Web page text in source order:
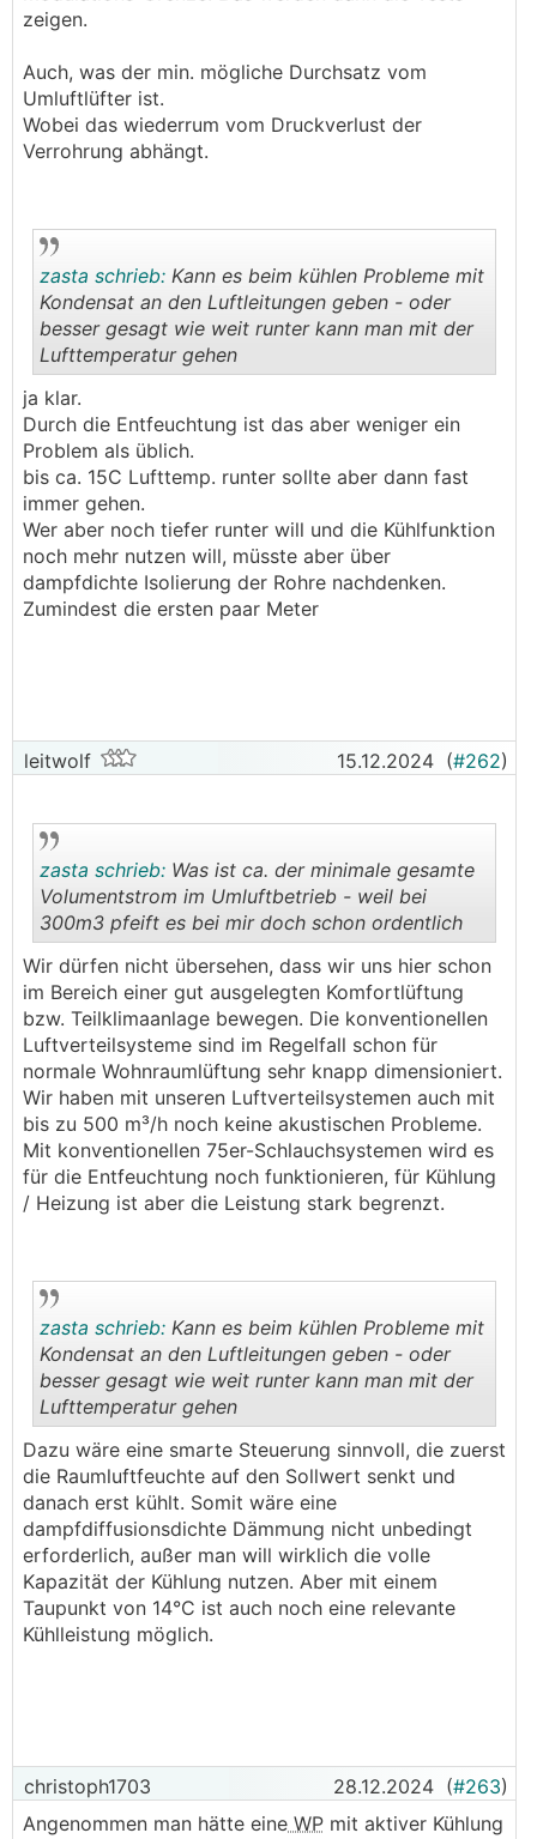
https://www.energiesparhaus.at/forum-entfeuchtung
https://www.energiesparhaus.at/forum-kwl-entfeucht
ungsanlage/64340_1#611929
https://www.energiesparhaus.at/forum-entfeuchtung
-mittels-kwl-im-sommer/64298_6#751121
Alles schön und gut, aber meist nur schwer
umsetzbar.
Dann gab es auch noch eine recht simple Lösung
ähnlich der allerersten Idee, im ersten Link,
umgesetzt von @helyx:
https://www.energiesparhaus.at/forum-hydraulik-fbh
-bka-deckenheizung-kuehlung-und-entfeuchtung/47
897_4#563253
Und weiters hat auch noch @Leitwolf ein paar sehr
A. KWL-Geräte mit aktiver Heizung/Kühlung:
zur Verwendung als Luftheizung für Passivhäuser
konzipiert sind:
z.B. Pichler PKOM4, Nilan Compact P oder Combi
Polar.
Die können als Umkehrfunktion auch Kühlen, und
damit die Luft auch entfeuchten.
Nachteil ist, die entfeuchtete Zuluft kommt dann
auch wirklich kalt aus dem Gerät raus.
Also muss entweder die gesamte Zuluft-Verrohrung
auch komplett Dampfdiffusionsdicht (z.B. mit
Armaflex) gedämmt werden oder alternativ ein
Nachheizregister verbaut werden, um die
Temperatur über Taupunkt zu heben, sonst
schwitzen diese Rohre außen.
B. KWL-Geräte inkl. spezieller Umluft +
Entfeuchtungs-Funktion:
In Italien gibt es ein paar Hersteller, die sowas bauen.
Da ich mich nun schon länger und intensiv damit
beschäftige, und es einfach nichts brauchbares dazu
am Markt in Ö und D gibt, hab ich Gespräche mit
Firma RDZ gestartet, und darf nun deren Geräte hier
vertreiben.
Damit nicht alles doppelt erklärt werden muss, ist
hier die Funktionsweise der Geräte genau
beschrieben:
https://www.hejluft.at/funktions-beschreibung
Ich will hier nicht in Werbung verfallen, sondern das
zeigen.
Auch, was der min. mögliche Durchsatz vom
Umluftlüfter ist.
Wobei das wiederrum vom Druckverlust der
Verrohrung abhängt.
..
zasta schrieb: Kann es beim kühlen Probleme mit
Kondensat an den Luftleitungen geben - oder
besser gesagt wie weit runter kann man mit der
Lufttemperatur gehen
ja klar.
Durch die Entfeuchtung ist das aber weniger ein
Problem als üblich.
bis ca. 15C Lufttemp. runter sollte aber dann fast
immer gehen.
Wer aber noch tiefer runter will und die Kühlfunktion
noch mehr nutzen will, müsste aber über
dampfdichte Isolierung der Rohre nachdenken.
Zumindest die ersten paar Meter
leitwolf 15.12.2024 (#262)
..
zasta schrieb: Was ist ca. der minimale gesamte
Volumentstrom im Umluftbetrieb - weil bei
300m3 pfeift es bei mir doch schon ordentlich
Wir dürfen nicht übersehen, dass wir uns hier schon
im Bereich einer gut ausgelegten Komfortlüftung
bzw. Teilklimaanlage bewegen. Die konventionellen
Luftverteilsysteme sind im Regelfall schon für
normale Wohnraumlüftung sehr knapp dimensioniert.
Wir haben mit unseren Luftverteilsystemen auch mit
bis zu 500 m³/h noch keine akustischen Probleme.
Mit konventionellen 75er-Schlauchsystemen wird es
für die Entfeuchtung noch funktionieren, für Kühlung
/ Heizung ist aber die Leistung stark begrenzt.
..
zasta schrieb: Kann es beim kühlen Probleme mit
Kondensat an den Luftleitungen geben - oder
besser gesagt wie weit runter kann man mit der
Lufttemperatur gehen
Dazu wäre eine smarte Steuerung sinnvoll, die zuerst
die Raumluftfeuchte auf den Sollwert senkt und
danach erst kühlt. Somit wäre eine
dampfdiffusionsdichte Dämmung nicht unbedingt
erforderlich, außer man will wirklich die volle
Kapazität der Kühlung nutzen. Aber mit einem
Taupunkt von 14°C ist auch noch eine relevante
Kühlleistung möglich.
christoph1703 28.12.2024 (#263)
Angenommen man hätte eine WP mit aktiver Kühlung